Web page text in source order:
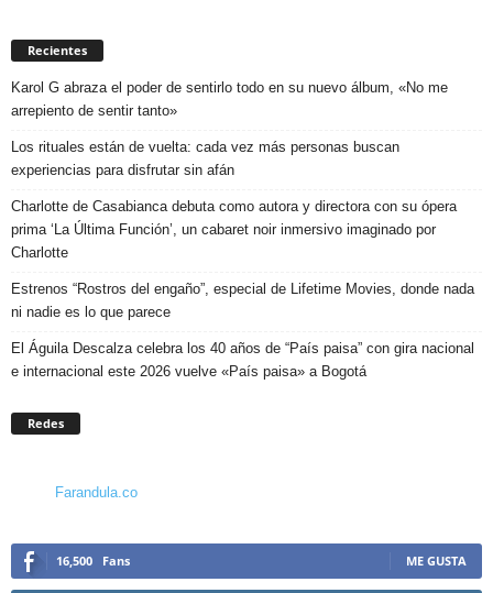
Recientes
Karol G abraza el poder de sentirlo todo en su nuevo álbum, «No me
arrepiento de sentir tanto»
Los rituales están de vuelta: cada vez más personas buscan
experiencias para disfrutar sin afán
Charlotte de Casabianca debuta como autora y directora con su ópera
prima ‘La Última Función’, un cabaret noir inmersivo imaginado por
Charlotte
Estrenos “Rostros del engaño”, especial de Lifetime Movies, donde nada
ni nadie es lo que parece
El Águila Descalza celebra los 40 años de “País paisa” con gira nacional
e internacional este 2026 vuelve «País paisa» a Bogotá
Redes
Farandula.co
16,500 Fans ME GUSTA